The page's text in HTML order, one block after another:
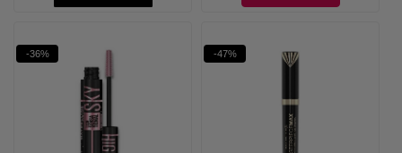
-36% -47%